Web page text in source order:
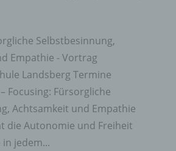
Selbstbesinnung,
Empathie - Vortrag
Landsberg Termine
Focusing: Fürsorgliche
Achtsamkeit und Empathie
die Autonomie und Freiheit
jedem...